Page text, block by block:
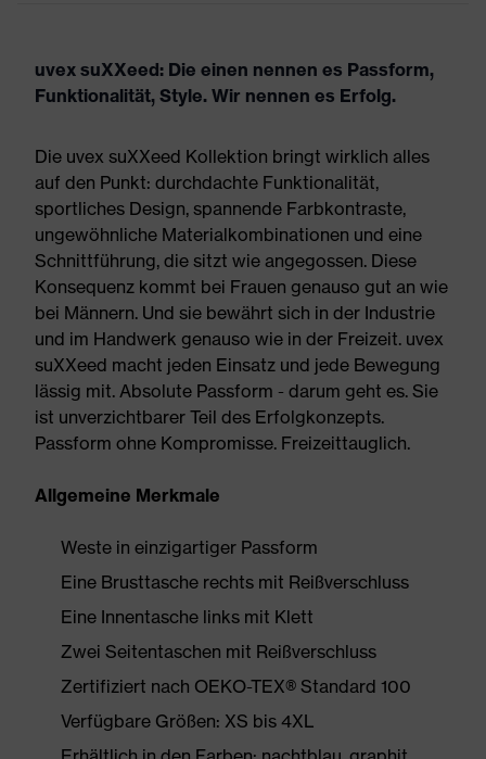
uvex suXXeed: Die einen nennen es Passform,
Funktionalität, Style. Wir nennen es Erfolg.
Die uvex suXXeed Kollektion bringt wirklich alles
auf den Punkt: durchdachte Funktionalität,
sportliches Design, spannende Farbkontraste,
ungewöhnliche Materialkombinationen und eine
Schnittführung, die sitzt wie angegossen. Diese
Konsequenz kommt bei Frauen genauso gut an wie
bei Männern. Und sie bewährt sich in der Industrie
und im Handwerk genauso wie in der Freizeit. uvex
suXXeed macht jeden Einsatz und jede Bewegung
lässig mit. Absolute Passform - darum geht es. Sie
ist unverzichtbarer Teil des Erfolgkonzepts.
Passform ohne Kompromisse. Freizeittauglich.
Allgemeine Merkmale
Weste in einzigartiger Passform
Eine Brusttasche rechts mit Reißverschluss
Eine Innentasche links mit Klett
Zwei Seitentaschen mit Reißverschluss
Zertifiziert nach OEKO-TEX® Standard 100
Verfügbare Größen: XS bis 4XL